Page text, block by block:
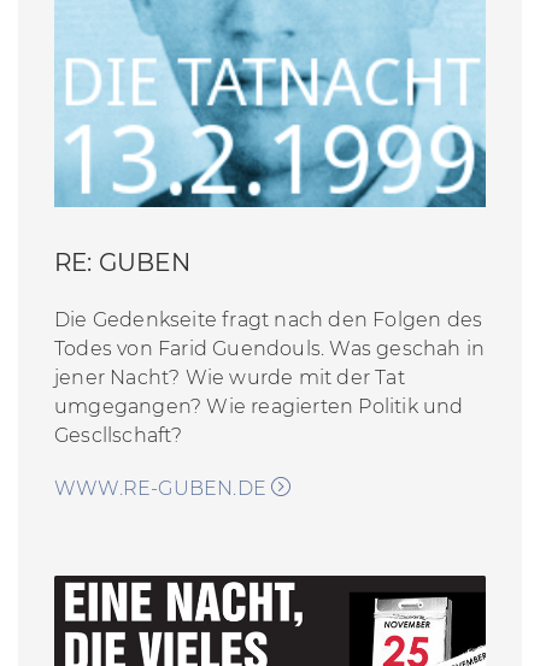
RE: GUBEN
Die Gedenkseite fragt nach den Folgen des
Todes von Farid Guendouls. Was geschah in
jener Nacht? Wie wurde mit der Tat
umgegangen? Wie reagierten Politik und
Gescllschaft?
WWW.RE-GUBEN.DE